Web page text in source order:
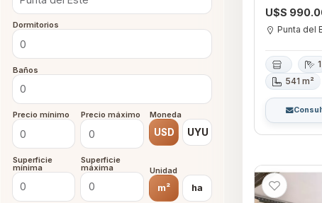
Dormitorios
Baños
Precio mínimo Precio máximo Moneda
USD UYU
Superficie
mínima
Superficie
máxima Unidad
m² ha
U$S
Punta del
1
541 m²